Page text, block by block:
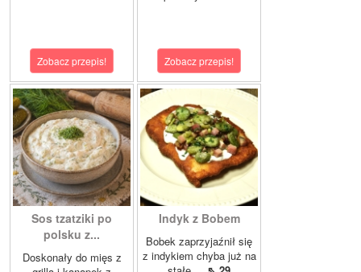
Zobacz przepis! Zobacz przepis!
Sos tzatziki po
polsku z...
Doskonały do mięs z
Indyk z Bobem
Bobek zaprzyjaźnił się
z indykiem chyba już na